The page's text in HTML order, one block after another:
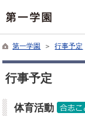
第一学園 ＞行事予定
行事予定
体育活動